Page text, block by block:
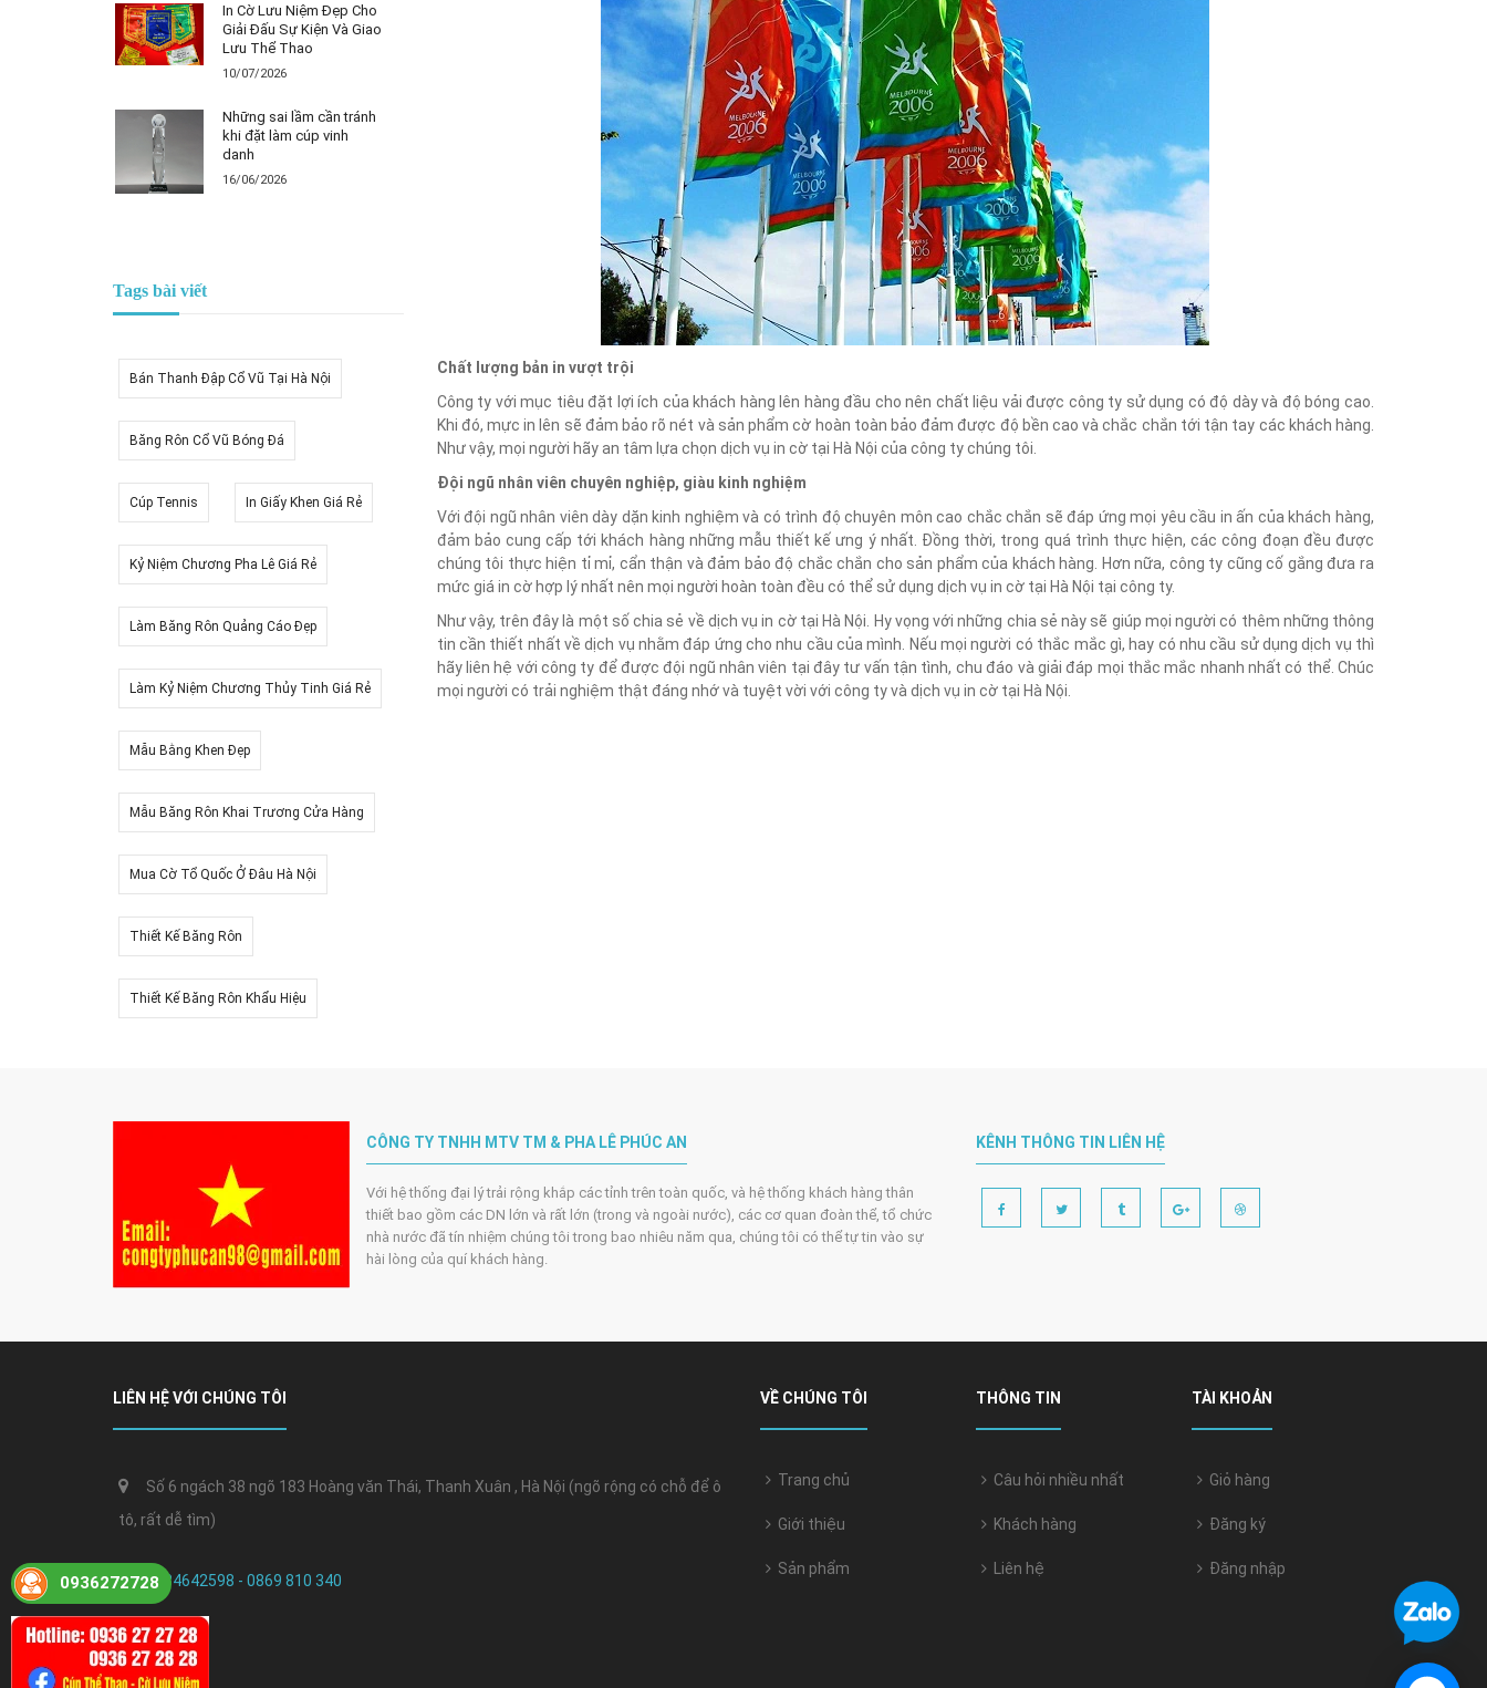
In Cờ Lưu Niệm Đẹp Cho
Giải Đấu Sự Kiện Và Giao
Lưu Thể Thao
10/07/2026
Những sai lầm cần tránh
khi đặt làm cúp vinh
danh
16/06/2026
Tags bài viết
Bán Thanh Đập Cổ Vũ Tại Hà Nội
Băng Rôn Cổ Vũ Bóng Đá
Cúp Tennis In Giấy Khen Giá Rẻ
Kỷ Niệm Chương Pha Lê Giá Rẻ
Làm Băng Rôn Quảng Cáo Đẹp
Làm Kỷ Niệm Chương Thủy Tinh Giá Rẻ
Mẫu Bằng Khen Đẹp
Mẫu Băng Rôn Khai Trương Cửa Hàng
Mua Cờ Tổ Quốc Ở Đâu Hà Nội
Thiết Kế Băng Rôn
Thiết Kế Băng Rôn Khẩu Hiệu
Chất lượng bản in vượt trội
Công ty với mục tiêu đặt lợi ích của khách hàng lên hàng đầu cho nên chất liệu vải được công ty sử dụng có độ dày và độ bóng cao.
Khi đó, mực in lên sẽ đảm bảo rõ nét và sản phẩm cờ hoàn toàn bảo đảm được độ bền cao và chắc chắn tới tận tay các khách hàng.
Như vậy, mọi người hãy an tâm lựa chọn dịch vụ in cờ tại Hà Nội của công ty chúng tôi.
Đội ngũ nhân viên chuyên nghiệp, giàu kinh nghiệm
Với đội ngũ nhân viên dày dặn kinh nghiệm và có trình độ chuyên môn cao chắc chắn sẽ đáp ứng mọi yêu cầu in ấn của khách hàng,
đảm bảo cung cấp tới khách hàng những mẫu thiết kế ưng ý nhất. Đồng thời, trong quá trình thực hiện, các công đoạn đều được
chúng tôi thực hiện tỉ mỉ, cẩn thận và đảm bảo độ chắc chắn cho sản phẩm của khách hàng. Hơn nữa, công ty cũng cố gắng đưa ra
mức giá in cờ hợp lý nhất nên mọi người hoàn toàn đều có thể sử dụng dịch vụ in cờ tại Hà Nội tại công ty.
Như vậy, trên đây là một số chia sẻ về dịch vụ in cờ tại Hà Nội. Hy vọng với những chia sẻ này sẽ giúp mọi người có thêm những thông
tin cần thiết nhất về dịch vụ nhằm đáp ứng cho nhu cầu của mình. Nếu mọi người có thắc mắc gì, hay có nhu cầu sử dụng dịch vụ thì
hãy liên hệ với công ty để được đội ngũ nhân viên tại đây tư vấn tận tình, chu đáo và giải đáp mọi thắc mắc nhanh nhất có thể. Chúc
mọi người có trải nghiệm thật đáng nhớ và tuyệt vời với công ty và dịch vụ in cờ tại Hà Nội.
CÔNG TY TNHH MTV TM & PHA LÊ PHÚC AN
Với hệ thống đại lý trải rộng khắp các tỉnh trên toàn quốc, và hệ thống khách hàng thân
thiết bao gồm các DN lớn và rất lớn (trong và ngoài nước), các cơ quan đoàn thể, tổ chức
nhà nước đã tín nhiệm chúng tôi trong bao nhiêu năm qua, chúng tôi có thể tự tin vào sự
hài lòng của quí khách hàng.
KÊNH THÔNG TIN LIÊN HỆ
LIÊN HỆ VỚI CHÚNG TÔI
Số 6 ngách 38 ngõ 183 Hoàng văn Thái, Thanh Xuân , Hà Nội (ngõ rộng có chỗ để ô
tô, rất dễ tìm)
0384642598 - 0869 810 340
24h /7 ngày
VỀ CHÚNG TÔI
Trang chủ
Giới thiệu
Sản phẩm
THÔNG TIN
Câu hỏi nhiều nhất
Khách hàng
Liên hệ
TÀI KHOẢN
Giỏ hàng
Đăng ký
Đăng nhập
0936272728